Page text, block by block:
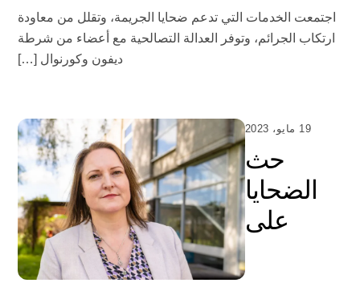
اجتمعت الخدمات التي تدعم ضحايا الجريمة، وتقلل من معاودة
ارتكاب الجرائم، وتوفر العدالة التصالحية مع أعضاء من شرطة
ديفون وكورنوال […]
19 مايو، 2023
حث
الضحايا
على